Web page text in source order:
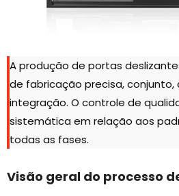
A produção de portas
de fabricação precisa,
integração. O controle de
sistemática em relação aos
todas as fases.
Visão geral do processo